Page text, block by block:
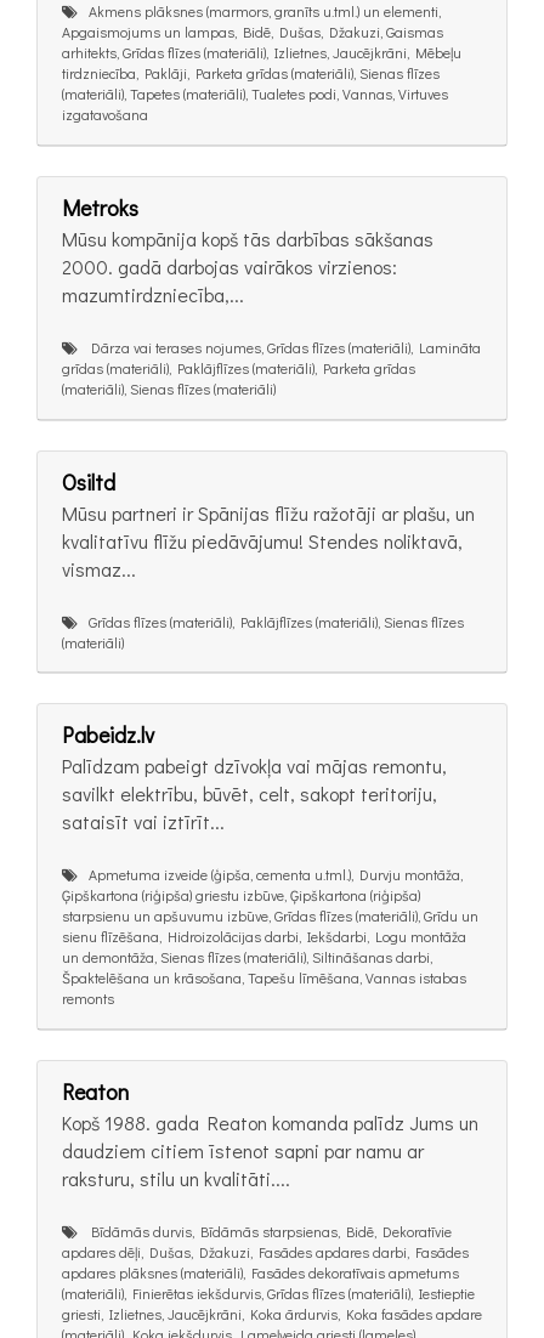
Akmens plāksnes (marmors, granīts u.tml.) un elementi,
Apgaismojums un lampas, Bidē, Dušas, Džakuzi, Gaismas
arhitekts, Grīdas flīzes (materiāli), Izlietnes, Jaucējkrāni, Mēbeļu
tirdzniecība, Paklāji, Parketa grīdas (materiāli), Sienas flīzes
(materiāli), Tapetes (materiāli), Tualetes podi, Vannas, Virtuves
izgatavošana
Metroks
Mūsu kompānija kopš tās darbības sākšanas
2000. gadā darbojas vairākos virzienos:
mazumtirdzniecība,...
Dārza vai terases nojumes, Grīdas flīzes (materiāli), Lamināta
grīdas (materiāli), Paklājflīzes (materiāli), Parketa grīdas
(materiāli), Sienas flīzes (materiāli)
Osiltd
Mūsu partneri ir Spānijas flīžu ražotāji ar plašu, un
kvalitatīvu flīžu piedāvājumu! Stendes noliktavā,
vismaz...
Grīdas flīzes (materiāli), Paklājflīzes (materiāli), Sienas flīzes
(materiāli)
Pabeidz.lv
Palīdzam pabeigt dzīvokļa vai mājas remontu,
savilkt elektrību, būvēt, celt, sakopt teritoriju,
sataisīt vai iztīrīt...
Apmetuma izveide (ģipša, cementa u.tml.), Durvju montāža,
Ģipškartona (riģipša) griestu izbūve, Ģipškartona (riģipša)
starpsienu un apšuvumu izbūve, Grīdas flīzes (materiāli), Grīdu un
sienu flīzēšana, Hidroizolācijas darbi, Iekšdarbi, Logu montāža
un demontāža, Sienas flīzes (materiāli), Siltināšanas darbi,
Špaktelēšana un krāsošana, Tapešu līmēšana, Vannas istabas
remonts
Reaton
Kopš 1988. gada Reaton komanda palīdz Jums un
daudziem citiem īstenot sapni par namu ar
raksturu, stilu un kvalitāti....
Bīdāmās durvis, Bīdāmās starpsienas, Bidē, Dekoratīvie
apdares dēļi, Dušas, Džakuzi, Fasādes apdares darbi, Fasādes
apdares plāksnes (materiāli), Fasādes dekoratīvais apmetums
(materiāli), Finierētas iekšdurvis, Grīdas flīzes (materiāli), Iestieptie
griesti, Izlietnes, Jaucējkrāni, Koka ārdurvis, Koka fasādes apdare
(materiāli), Koka iekšdurvis, Lameļveida griesti (lameles),